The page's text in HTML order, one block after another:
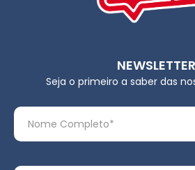
NEWSLETTER
Seja o primeiro a saber das